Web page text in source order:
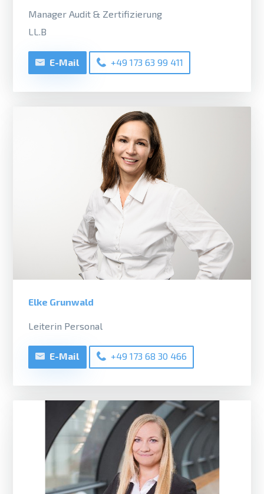
Manager Audit & Zertifizierung
LL.B
E-Mail +49 173 63 99 411
Elke Grunwald
Leiterin Personal
E-Mail +49 173 68 30 466